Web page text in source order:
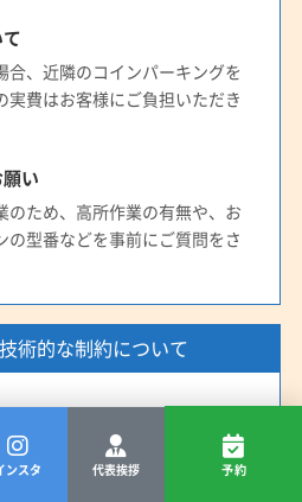
ンスタ 代表挨拶 予約
合、近隣のコインパーキングを
実費はお客様にご負担いただき
い
のため、高所作業の有無や、お
の型番などを事前にご質問をさ
術的な制約について
なります。あらかじめご準備を